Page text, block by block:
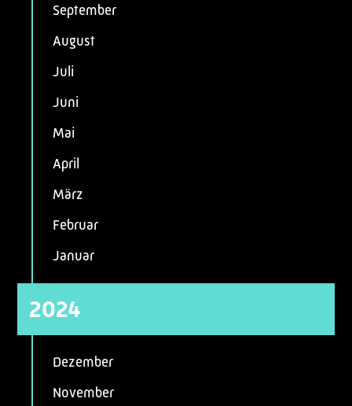
September
August
Juli
Juni
Mai
April
März
Februar
Januar
2024
Dezember
November